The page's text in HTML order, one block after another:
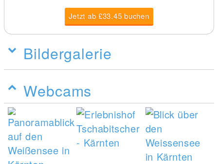
Jetzt ab £33.45 buchen
Bildergalerie
Webcams